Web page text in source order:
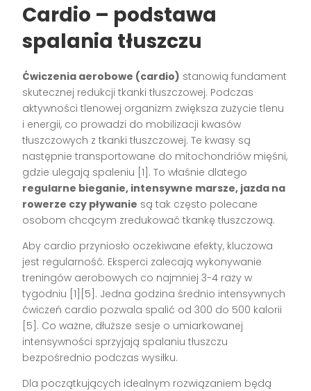
Cardio – podstawa
spalania tłuszczu
Ćwiczenia aerobowe (cardio) stanowią fundament
skutecznej redukcji tkanki tłuszczowej. Podczas
aktywności tlenowej organizm zwiększa zużycie tlenu
i energii, co prowadzi do mobilizacji kwasów
tłuszczowych z tkanki tłuszczowej. Te kwasy są
następnie transportowane do mitochondriów mięśni,
gdzie ulegają spaleniu [1]. To właśnie dlatego
regularne bieganie, intensywne marsze, jazda na
rowerze czy pływanie są tak często polecane
osobom chcącym zredukować tkankę tłuszczową.
Aby cardio przyniosło oczekiwane efekty, kluczowa
jest regularność. Eksperci zalecają wykonywanie
treningów aerobowych co najmniej 3-4 razy w
tygodniu [1][5]. Jedna godzina średnio intensywnych
ćwiczeń cardio pozwala spalić od 300 do 500 kalorii
[5]. Co ważne, dłuższe sesje o umiarkowanej
intensywności sprzyjają spalaniu tłuszczu
bezpośrednio podczas wysiłku.
Dla początkujących idealnym rozwiązaniem będą